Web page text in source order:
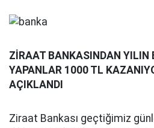
ZİRAAT BANKASINDAN YILIN
YAPANLAR 1000 TL
AÇIKLANDI
Ziraat Bankası geçtiğimiz